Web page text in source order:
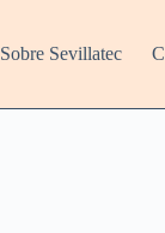
Sobre Sevillatec